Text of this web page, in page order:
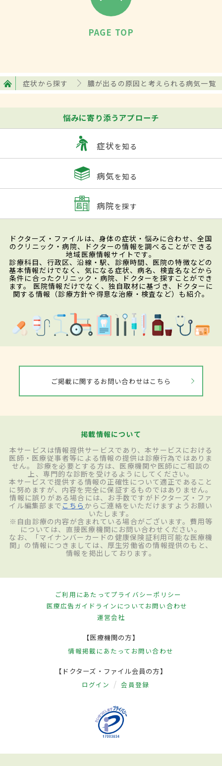
PAGE TOP
症状から探す 膿が出るの原因と考えられる病気一覧
悩みに寄り添うアプローチ
症状を知る
病気を知る
病院を探す
ドクターズ・ファイルは、身体の症状・悩みに合わせ、全国
のクリニック・病院、ドクターの情報を調べることができる
地域医療情報サイトです。
診療科目、行政区、沿線・駅、診療時間、医院の特徴などの
基本情報だけでなく、気になる症状、病名、検査名などから
条件に合ったクリニック・病院、ドクターを探すことができ
ます。 医院情報だけでなく、独自取材に基づき、ドクターに
関する情報（診療方針や得意な治療・検査など）も紹介。
ご掲載に関するお問い合わせはこちら
掲載情報について
本サービスは情報提供サービスであり、本サービスにおける
医師・医療従事者等による情報の提供は診療行為ではありま
せん。 診療を必要とする方は、医療機関や医師にご相談の
上、専門的な診断を受けるようにしてください。
本サービスで提供する情報の正確性について適正であること
に努めますが、内容を完全に保証するものではありません。
情報に誤りがある場合には、お手数ですがドクターズ・ファ
イル編集部まで こちら からご連絡をいただけますようお願い
いたします。
※自由診療の内容が含まれている場合がございます。費用等
については、直接医療機関にお問い合わせください。
なお、「マイナンバーカードの健康保険証利用可能な医療機
関」の情報につきましては、厚生労働省の情報提供のもと、
情報を掲出しております。
ご利用にあたってプライバシーポリシー
医療広告ガイドラインについてお問い合わせ
運営会社
【医療機関の方】
情報掲載にあたって お問い合わせ
【ドクターズ・ファイル会員の方】
ログイン 会員登録